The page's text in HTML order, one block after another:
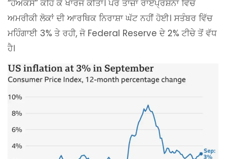
“ਹੋਅਕਸ” ਕਹਿ ਕੇ ਖਾਰਜ ਕੀਤਾ। ਪਰ ਤਾਜ਼ਾ ਰਾਏਪ੍ਰਸ਼ਨਾਂ ਵਿੱਚ
ਅਮਰੀਕੀ ਲੋਕਾਂ ਦੀ ਆਰਥਿਕ ਨਿਰਾਸ਼ਾ ਘੱਟ ਨਹੀਂ ਹੋਈ। ਸਤੰਬਰ ਵਿੱਚ
ਮਹਿੰਗਾਈ 3% ਤੇ ਰਹੀ, ਜੋ Federal Reserve ਦੇ 2% ਟੀਚੇ ਤੋਂ ਵੱਧ
ਹੈ।